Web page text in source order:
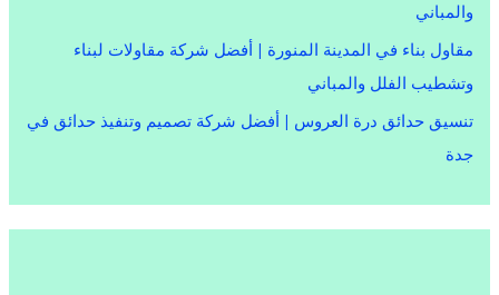
والمباني
مقاول بناء في المدينة المنورة | أفضل شركة مقاولات لبناء
وتشطيب الفلل والمباني
تنسيق حدائق درة العروس | أفضل شركة تصميم وتنفيذ حدائق في
جدة